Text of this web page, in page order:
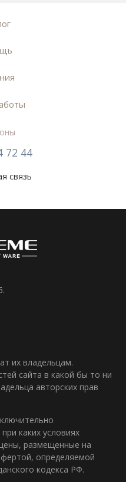
72 44
связь
их владельцам.
сайта в какой бы то ни
авторских прав
каких условиях
размещенные на
определяемой
кодекса РФ.